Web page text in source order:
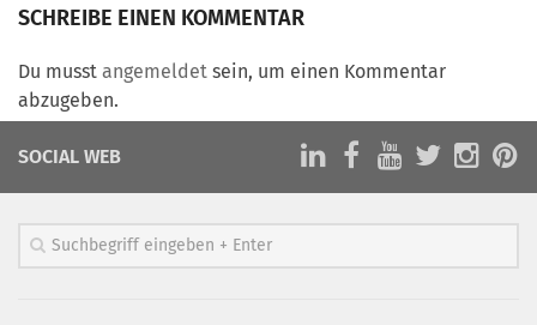
Marketing Pioniere
MarketingFrauen
Münchner Marketingpreis
Mentoring
Bundesverband Marketing Clubs
SCHREIBE EINEN KOMMENTAR
Du musst angemeldet sein, um einen Kommentar
abzugeben.
SOCIAL WEB